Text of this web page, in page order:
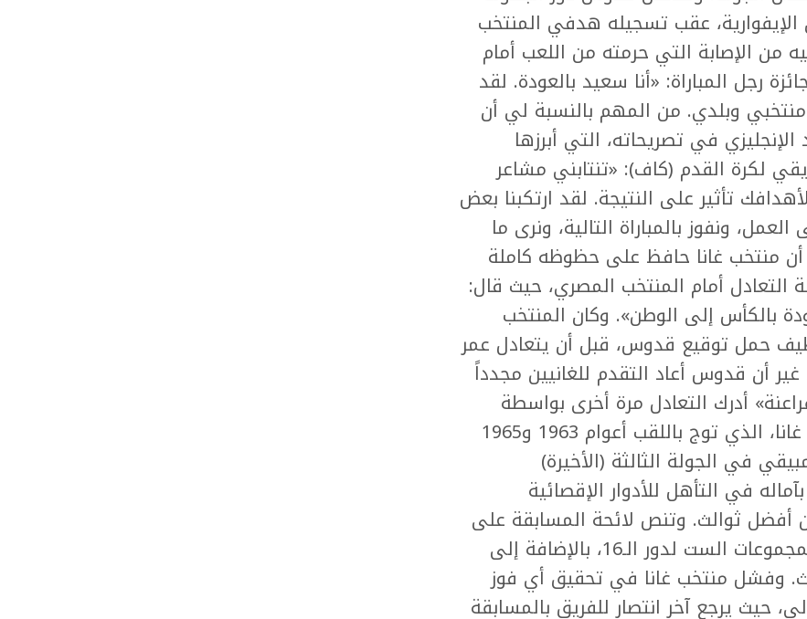
الإيفوارية، عقب تسجيله هدفي المنتخب
من الإصابة التي حرمته من اللعب أمام
رجل المباراة: «أنا سعيد بالعودة. لقد
وبلدي. من المهم بالنسبة لي أن
في تصريحاته، التي أبرزها
لكرة القدم (كاف): «تنتابني مشاعر
تأثير على النتيجة. لقد ارتكبنا بعض
ونفوز بالمباراة التالية، ونرى ما
منتخب غانا حافظ على حظوظه كاملة
أمام المنتخب المصري، حيث قال:
بالكأس إلى الوطن». وكان المنتخب
حمل توقيع قدوس، قبل أن يتعادل عمر
أن قدوس أعاد التقدم للغانيين مجدداً
أدرك التعادل مرة أخرى بواسطة
مصطفى محمد. وبات يتعين على منتخب غانا، الذي توج باللقب أعوام 1963 و1965
في الجولة الثالثة (الأخيرة)
في التأهل للأدوار الإقصائية
ثوالث. وتنص لائحة المسابقة على
تأهل متصدر ووصيف كل مجموعة في المجموعات الست لدور الـ16، بالإضافة إلى
وفشل منتخب غانا في تحقيق أي فوز
حيث يرجع آخر انتصار للفريق بالمسابقة